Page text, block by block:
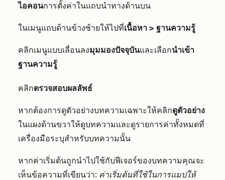
ไอคอนการตั้งค่าในแถบนำทางด้านบน
ในเมนูแถบด้านข้างซ้ายให้ไปที่เนื้อหา > ฐานความรู้
คลิกเมนูแบบเลื่อนลงมุมมองปัจจุบันและเลือกนำเข้า
ฐานความรู้
คลิกตรวจสอบผลลัพธ์
หากต้องการดูตัวอย่างบทความเฉพาะให้คลิกดูตัวอย่าง
ในแผงด้านขวาให้ดูบทความและดูรายการค่าทั้งหมดที่
เครื่องมือระบุสำหรับบทความนั้น
หากค่าเริ่มต้นถูกนำไปใช้กับฟีเจอร์ของบทความคุณจะ
เห็นข้อความที่เขียนว่า: ค่าเริ่มต้นที่ใช้ในการแมปให้